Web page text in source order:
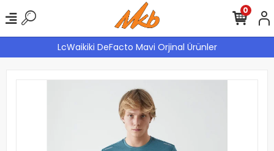
LcWaikiki DeFacto Mavi Orjinal Ürünler
0